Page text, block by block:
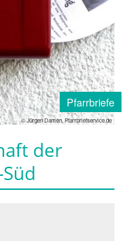
Pfarrbriefe
© Jürgen Damen, Pfarrbriefservice.de
der